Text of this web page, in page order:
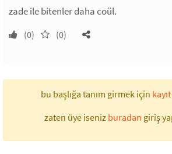
zade ile bitenler daha coül.
(0) (0)
bu başlığa tanım girmek için kayıt
zaten üye iseniz buradan giriş